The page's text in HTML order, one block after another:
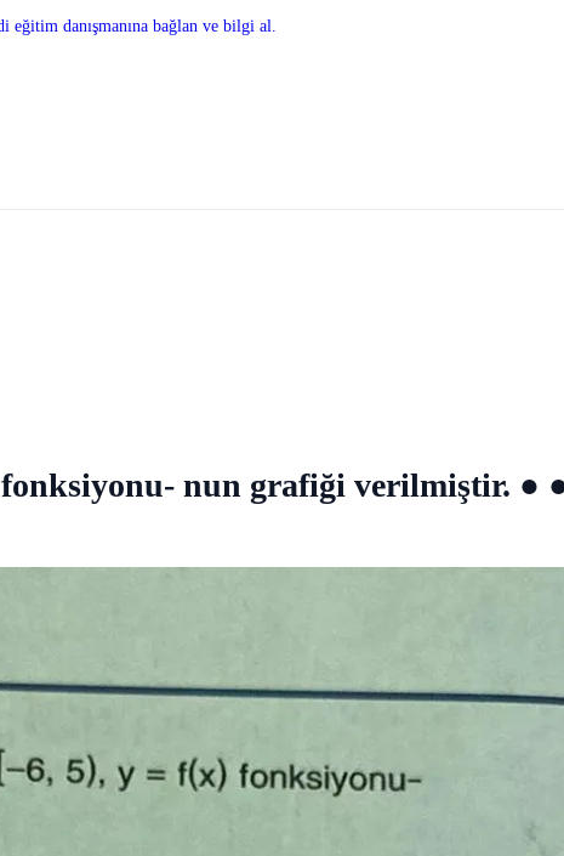
danışmanına bağlan ve bilgi al.
nun grafiği verilmiştir. ●